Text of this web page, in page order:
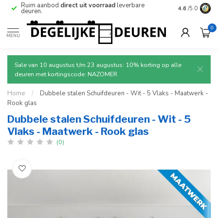
Betrouwbare enveiligelevering met tracking. 4.6 /5.0
MENU
0
Sale van 10 augustus t/m 23 augustus: 10% korting op alle
deuren met kortingscode: NAZOMER
Home /
Dubbele stalen Schuifdeuren - Wit - 5 Vlaks - Maatwerk -
Rook glas
Dubbele stalen Schuifdeuren - Wit - 5
Vlaks - Maatwerk - Rook glas
(0)